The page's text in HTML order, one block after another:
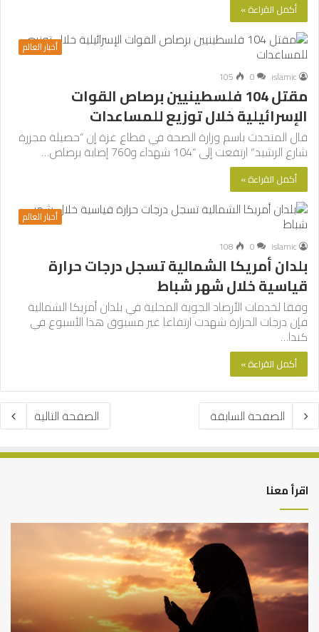
أكمل القراءة »
أخبار العالم
islamic
0
105
مقتل 104 فلسطينيين برصاص القوات
الإسرائيلية خلال توزيع للمساعدات
قال المتحدث باسم وزارة الصحة في قطاع غزة إن “حصيلة مجزرة
شارع الرشيد” ارتفعت إلى “104 شهداء و760 إصابة برصاص…
أكمل القراءة »
أخبار العالم
islamic
0
108
بلدان أمريكا الشمالية تسجل درجات حرارة
قياسية خلال شهر شباط
وفقا لخدمات الأرصاد الجوية المحلية في بلدان أمريكا الشمالية
فإن درجات الحرارة شهدت ارتفاعا غير مسبوق هذا الأسبوع في
كندا…
أكمل القراءة »
الصفحة السابقة الصفحة التالية
اقرأ معنا
كيف
العبادات
شخصية
الإنسان؟